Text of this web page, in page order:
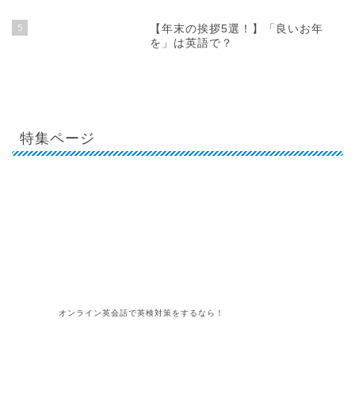
5
【年末の挨拶5選！】「良いお年
を」は英語で？
特集ページ
オンライン英会話で英検対策をするなら！